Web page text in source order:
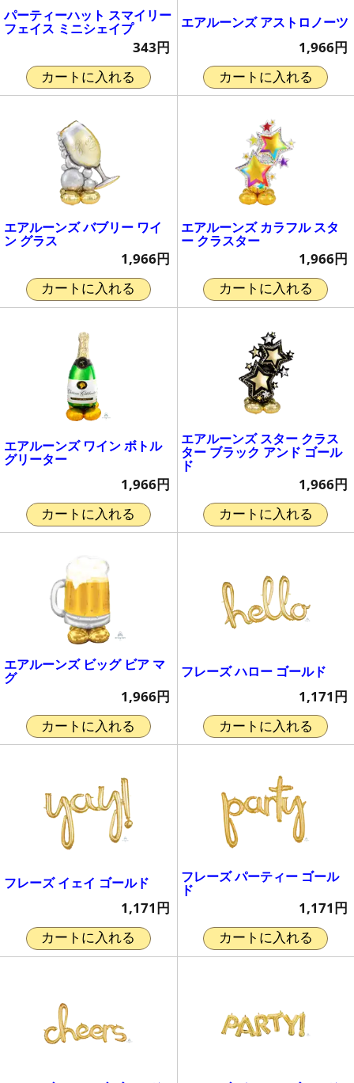
パーティーハット スマイリー
フェイス ミニシェイプ
343円
カートに入れる
エアルーンズ アストロノーツ
1,966円
カートに入れる
エアルーンズ バブリー ワイ
ン グラス
1,966円
カートに入れる
エアルーンズ カラフル スタ
ー クラスター
1,966円
カートに入れる
エアルーンズ ワイン ボトル
グリーター
1,966円
カートに入れる
エアルーンズ スター クラス
ター ブラック アンド ゴール
ド
1,966円
カートに入れる
エアルーンズ ビッグ ビア マ
グ
1,966円
カートに入れる
フレーズ ハロー ゴールド
1,171円
カートに入れる
フレーズ イェイ ゴールド
1,171円
カートに入れる
フレーズ パーティー ゴール
ド
1,171円
カートに入れる